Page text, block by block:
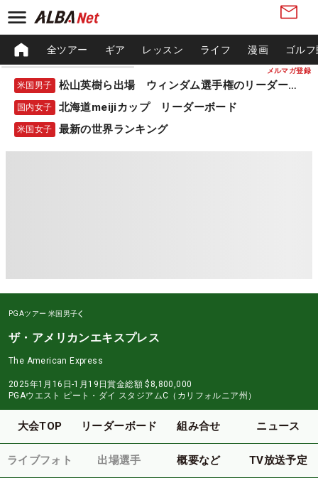
メルマガ登録
全ツアー ギア レッスン ライフ 漫画 ゴル
米国男子 松山英樹ら出場 ウィンダム選手権のリーダーボード
国内女子 北海道meijiカップ リーダーボード
米国女子 最新の世界ランキング
PGAツアー 米国男子
ザ・アメリカンエキスプレス
The American Express
2025年1月16日-1月19日賞金総額 $8,800,000
PGAウエスト ピート・ダイ スタジアムC（カリフォルニア州）
大会TOP リーダーボード 組み合せ ニュース
ライブフォト 出場選手 概要など TV放送予定